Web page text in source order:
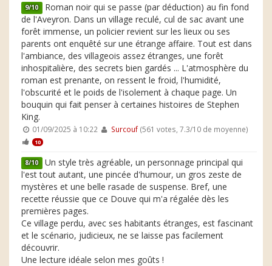
9/10 Roman noir qui se passe (par déduction) au fin fond
de l'Aveyron. Dans un village reculé, cul de sac avant une
forêt immense, un policier revient sur les lieux ou ses
parents ont enquêté sur une étrange affaire. Tout est dans
l'ambiance, des villageois assez étranges, une forêt
inhospitalière, des secrets bien gardés ... L'atmosphère du
roman est prenante, on ressent le froid, l'humidité,
l'obscurité et le poids de l'isolement à chaque page. Un
bouquin qui fait penser à certaines histoires de Stephen
King.
01/09/2025 à 10:22 Surcouf(561 votes, 7.3/10 de moyenne)
10
8/10 Un style très agréable, un personnage principal qui
l'est tout autant, une pincée d'humour, un gros zeste de
mystères et une belle rasade de suspense. Bref, une
recette réussie que ce Douve qui m'a régalée dès les
premières pages.
Ce village perdu, avec ses habitants étranges, est fascinant
et le scénario, judicieux, ne se laisse pas facilement
découvrir.
Une lecture idéale selon mes goûts !